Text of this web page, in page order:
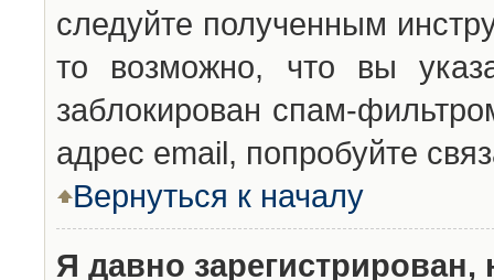
следуйте полученным
то возможно, что вы
заблокирован спам-
адрес email, попробуйте
Вернуться к началу
Я давно